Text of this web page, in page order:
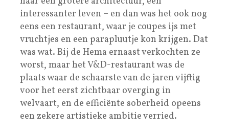
interessanter leven – en dan was het ook nog
eens een restaurant, waar je coupes ijs met
vruchtjes en een parapluutje kon krijgen. Dat
was wat. Bij de Hema ernaast verkochten ze
worst, maar het V&D-restaurant was de
plaats waar de schaarste van de jaren vijftig
voor het eerst zichtbaar overging in
welvaart, en de efficiënte soberheid opeens
een zekere artistieke ambitie verried.